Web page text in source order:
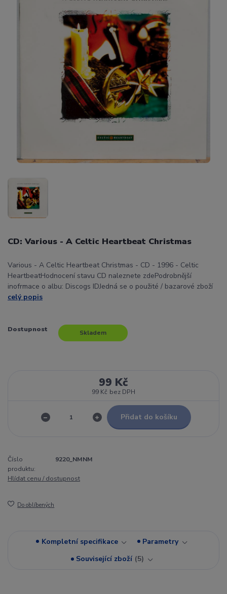
CD: Various - A Celtic Heartbeat Christmas
Various - A Celtic Heartbeat Christmas - CD - 1996 - Celtic
HeartbeatHodnocení stavu CD naleznete zdePodrobnější
inofrmace o albu: Discogs IDJedná se o použité / bazarové zboží
celý popis
Dostupnost Skladem
99 Kč
99 Kč bez DPH
Přidat do košíku
Číslo
produktu:
9220_NMNM
Hlídat cenu / dostupnost
Do oblíbených
Kompletní specifikace
Parametry
Související zboží 5